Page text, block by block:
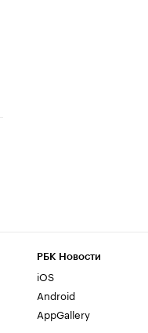
РБК Новости
iOS
Android
AppGallery